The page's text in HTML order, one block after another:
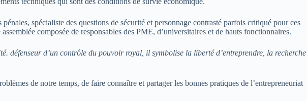
spécialiste des questions de sécurité et personnage contrasté parfois critiqué pour ces
composée de responsables des PME, d’universitaires et de hauts fonctionnaires.
défenseur d’un contrôle du pouvoir royal, il symbolise la liberté d’entreprendre, la recherche
de notre temps, de faire connaître et partager les bonnes pratiques de l’entrepreneuriat